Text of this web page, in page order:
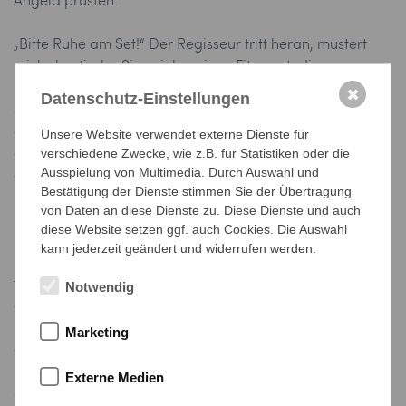
„Bitte Ruhe am Set!“ Der Regisseur tritt heran, mustert
mich skeptisch. „Sie spielen einen Fitnessstudio-
Stammgast. Können Sie das glaubhaft rüberbringen?“ Ich
setze meine entschlossenste Miene auf, ziehe
demonstrativ an den Griffen – ein theatralisches Stöhnen
entfährt mir, halb echt, halb gespielt. „Perfekt“, murmelt
ein Kabelträger, „wie jemand, der seit Jahren gegen die
Physik kämpft.“
Die Szene beginnt. Die beiden Ermittler betreten das
trainieren – in Wahrheit ziehe ich verzweifelt an Hebeln,
Schweißperlen bilden sich auf der Stirn. „Guten Tag“, sagt
Kennen Sie diese Frau?“ Er hält mir ein Foto hin. Ich
Datenschutz-Einstellungen
Unsere Website verwendet externe Dienste für
verschiedene Zwecke, wie z.B. für Statistiken oder die
Ausspielung von Multimedia. Durch Auswahl und
Bestätigung der Dienste stimmen Sie der Übertragung
von Daten an diese Dienste zu. Diese Dienste und auch
diese Website setzen ggf. auch Cookies. Die Auswahl
kann jederzeit geändert und widerrufen werden.
Notwendig
Marketing
Externe Medien
✖